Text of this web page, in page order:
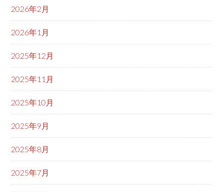
2026年2月
2026年1月
2025年12月
2025年11月
2025年10月
2025年9月
2025年8月
2025年7月